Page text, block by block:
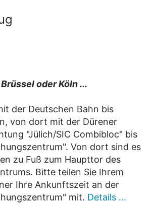
oder Köln ...
der Deutschen Bahn bis
von dort mit der Dürener
"Jülich/SIC Combibloc" bis
Von dort sind es
zu Fuß zum Haupttor des
Bitte teilen Sie Ihrem
Ihre Ankunftszeit an der
mit. Details ...